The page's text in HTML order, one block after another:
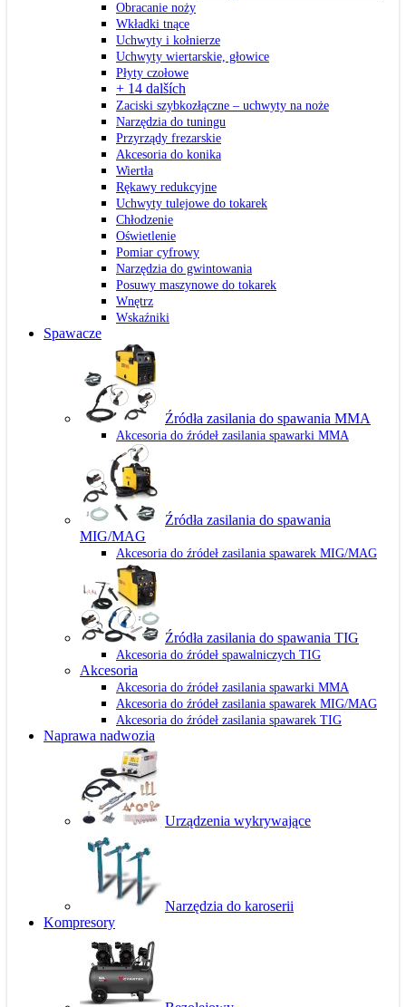
Obracanie noży
Wkładki tnące
Uchwyty i kołnierze
Uchwyty wiertarskie, głowice
Płyty czołowe
+ 14 dalších
Zaciski szybkozłączne – uchwyty na noże
Narzędzia do tuningu
Przyrządy frezarskie
Akcesoria do konika
Wiertła
Rękawy redukcyjne
Uchwyty tulejowe do tokarek
Chłodzenie
Oświetlenie
Pomiar cyfrowy
Narzędzia do gwintowania
Posuwy maszynowe do tokarek
Wnętrz
Wskaźniki
Spawacze
Źródła zasilania do spawania MMA
Akcesoria do źródeł zasilania spawarki MMA
Źródła zasilania do spawania
MIG/MAG
Akcesoria do źródeł zasilania spawarek MIG/MAG
Źródła zasilania do spawania TIG
Akcesoria do źródeł spawalniczych TIG
Akcesoria
Akcesoria do źródeł zasilania spawarki MMA
Akcesoria do źródeł zasilania spawarek MIG/MAG
Akcesoria do źródeł zasilania spawarek TIG
Naprawa nadwozia
Urządzenia wykrywające
Narzędzia do karoserii
Kompresory